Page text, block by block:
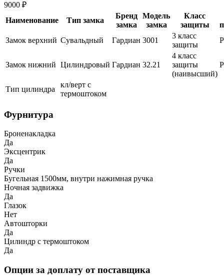
9000 ₽
Наименование
Тип замка
Бренд
замка
Модель
замка
Класс
защиты
Замок верхний Сувальдный Гардиан 3001
3 класс
защиты
Замок нижний Цилиндровый Гардиан 32.21
4 класс
защиты
(наивысший)
Тип цилиндра
кл/верт с
термоштоком
Фурнитура
Броненакладка
Да
Эксцентрик
Да
Ручки
Бугельная 1500мм, внутри нажимная ручка
Ночная задвижка
Да
Глазок
Нет
Автошторки
Да
Цилиндр с термоштоком
Да
Опции за доплату от поставщика